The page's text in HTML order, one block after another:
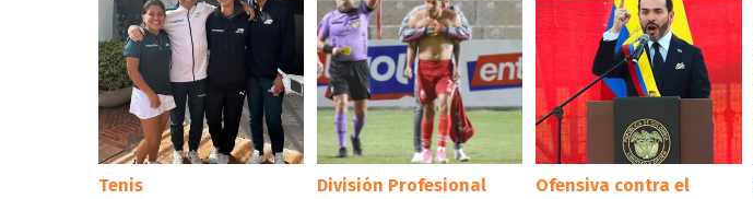
Tenis División Profesional
Ofensiva contra el